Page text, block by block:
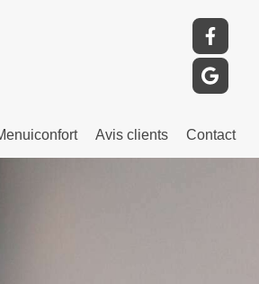
Avis clients Contact